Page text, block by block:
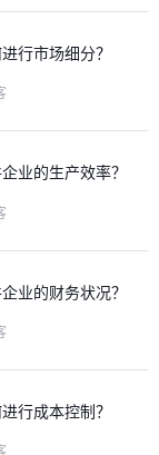
行市场细分？
业的生产效率？
业的财务状况？
行成本控制？